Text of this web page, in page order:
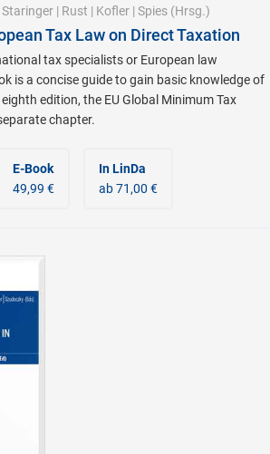
Staringer | Rust | Kofler | Spies (Hrsg.)
Tax Law on Direct Taxation
tax specialists or European law
is a concise guide to gain basic knowledge of
edition, the EU Global Minimum Tax
chapter.
E-Book
49,99 €
In LinDa
ab 71,00 €